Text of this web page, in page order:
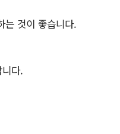
는 것이 좋습니다.
다.